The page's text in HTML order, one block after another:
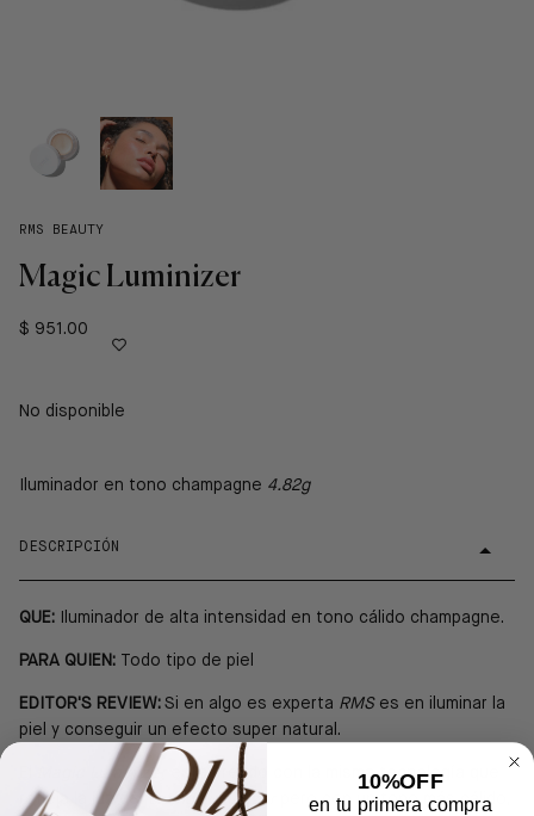
RMS BEAUTY
Magic Luminizer
$ 951.00
No disponible
Iluminador en tono champagne 4.82g
DESCRIPCIÓN
QUE: Iluminador de alta intensidad en tono cálido champagne.
PARA QUIEN: Todo tipo de piel
EDITOR'S REVIEW: Si en algo es experta RMSes en iluminar la
piel y conseguir un efecto super natural.
Magic Luminizer
esta creado con la misma tecnología que
refleja la luz del Living Luminizer
pero con un tono más cálido,
10%OFF
en tu primera compra